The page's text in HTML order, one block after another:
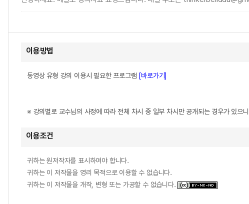
이용방법
동영상 유형 강의 이용시 필요한 프로그램 [바로가기]
※ 강의별로 교수님의 사정에 따라 전체 차시 중 일부 차시만 공개되는 경우가 있으
이용조건
귀하는 원저작자를 표시하여야 합니다.
귀하는 이 저작물을 영리 목적으로 이용할 수 없습니다.
귀하는 이 저작물을 개작, 변형 또는 가공할 수 없습니다.